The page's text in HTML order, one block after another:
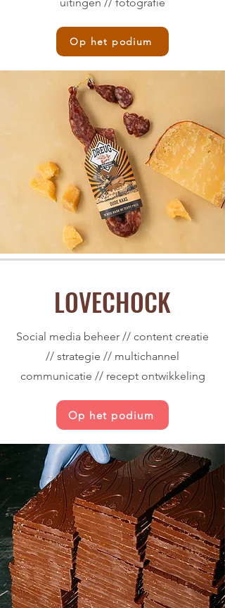
Op het podium
LOVECHOCK
Social media beheer // content creatie
// strategie // multichannel
communicatie // recept ontwikkeling
Op het podium